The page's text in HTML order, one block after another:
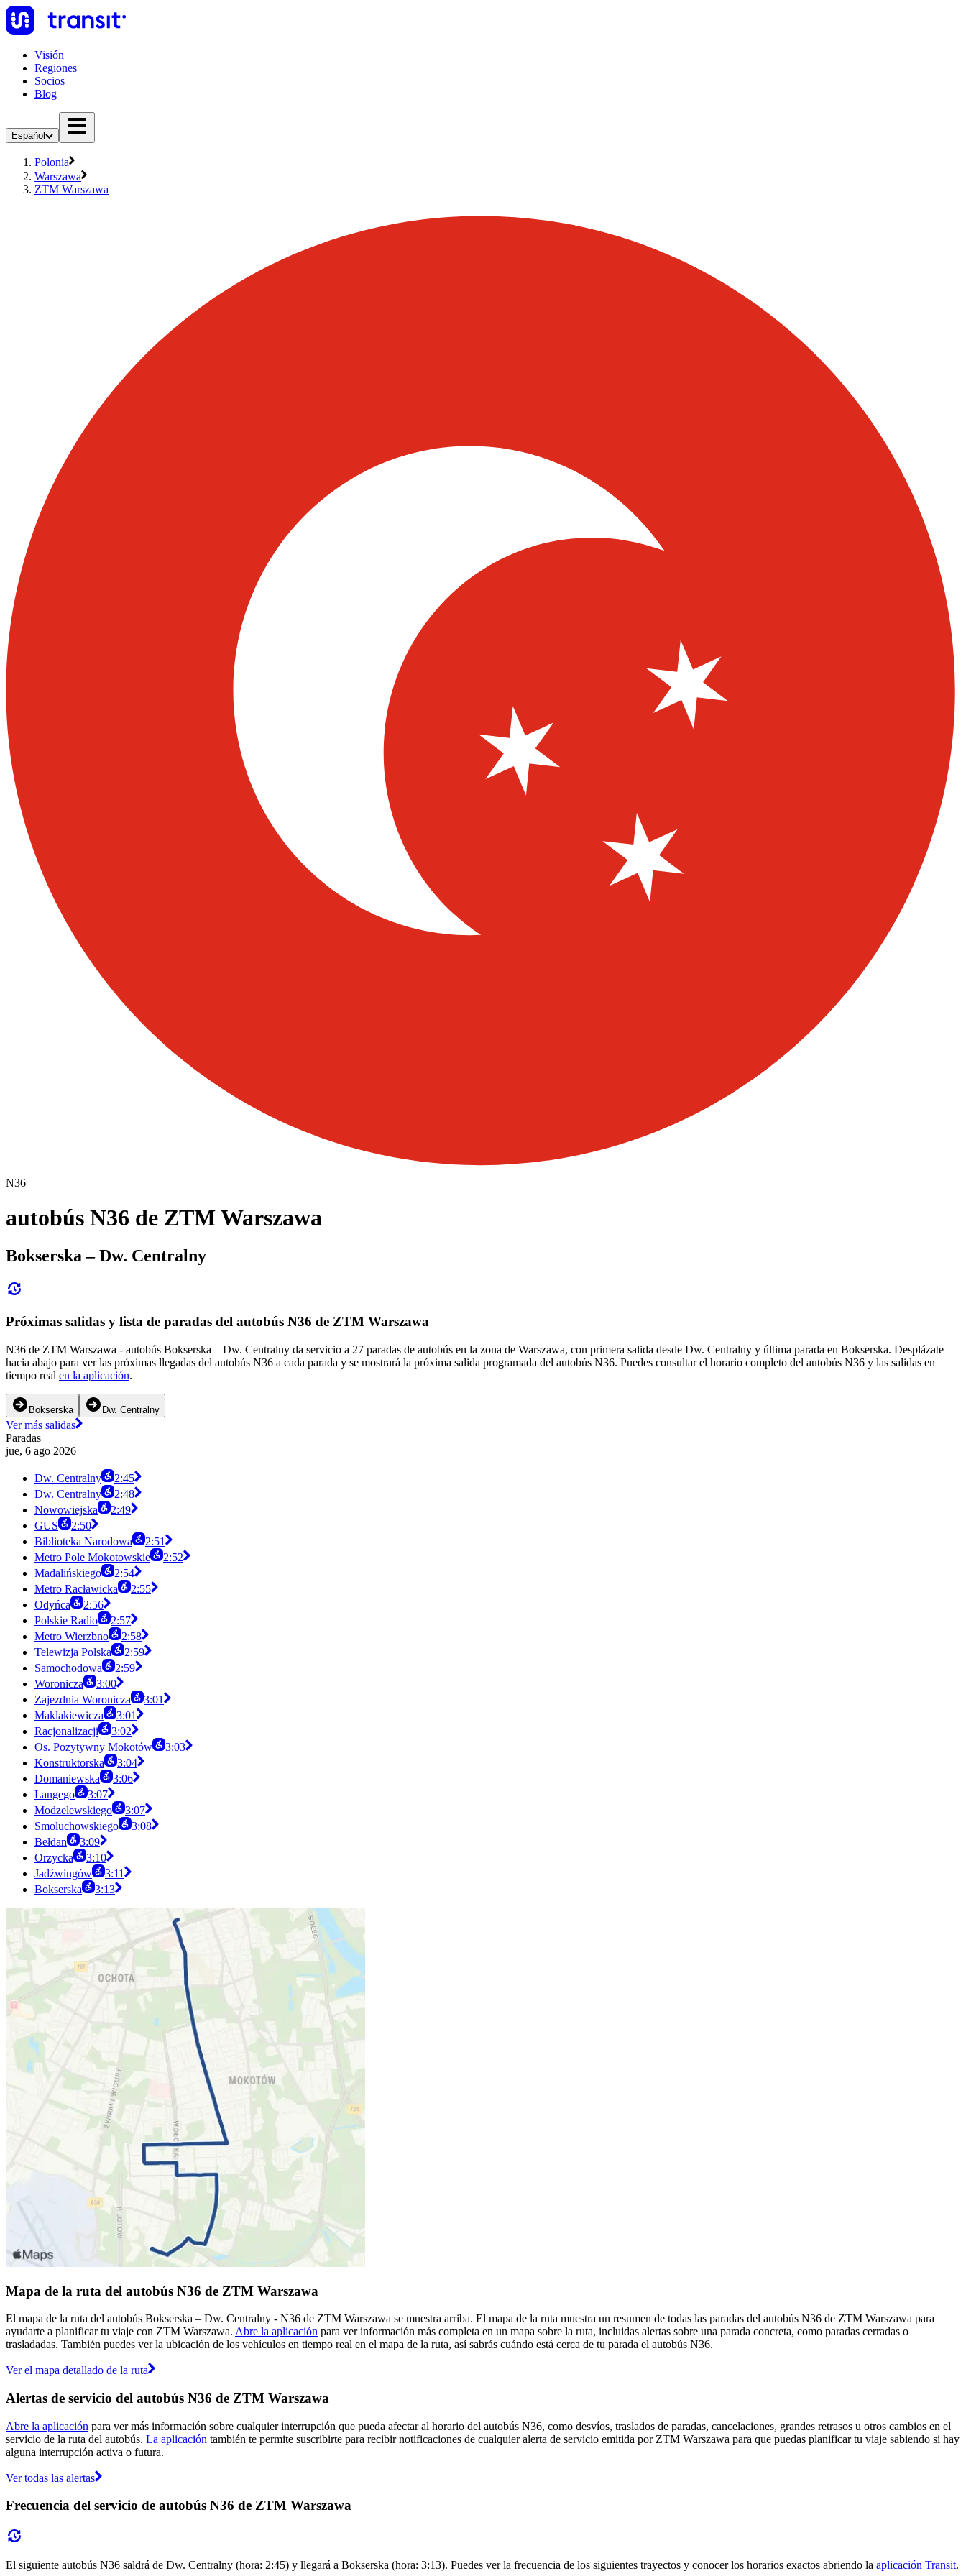
Visión
Regiones
Socios
Blog
Español
Polonia
Warszawa
ZTM Warszawa
N36
autobús N36 de ZTM Warszawa
Bokserska – Dw. Centralny
Próximas salidas y lista de paradas del autobús N36 de ZTM Warszawa
N36 de ZTM Warszawa - autobús Bokserska – Dw. Centralny da servicio a 27 paradas de autobús en la zona de Warszawa, con primera salida desde Dw. Centralny y última parada en Bokserska. Desplázate
hacia abajo para ver las próximas llegadas del autobús N36 a cada parada y se mostrará la próxima salida programada del autobús N36. Puedes consultar el horario completo del autobús N36 y las salidas en
tiempo real en la aplicación.
Bokserska Dw. Centralny
Ver más salidas
Paradas
jue, 6 ago 2026
Dw. Centralny
2:45
Dw. Centralny
2:48
Nowowiejska
2:49
GUS
2:50
Biblioteka Narodowa
2:51
Metro Pole Mokotowskie
2:52
Madalińskiego
2:54
Metro Racławicka
2:55
Odyńca
2:56
Polskie Radio
2:57
Metro Wierzbno
2:58
Telewizja Polska
2:59
Samochodowa
2:59
Woronicza
3:00
Zajezdnia Woronicza
3:01
Maklakiewicza
3:01
Racjonalizacji
3:02
Os. Pozytywny Mokotów
3:03
Konstruktorska
3:04
Domaniewska
3:06
Langego
3:07
Modzelewskiego
3:07
Smoluchowskiego
3:08
Bełdan
3:09
Orzycka
3:10
Jadźwingów
3:11
Bokserska
3:13
Mapa de la ruta del autobús N36 de ZTM Warszawa
El mapa de la ruta del autobús Bokserska – Dw. Centralny - N36 de ZTM Warszawa se muestra arriba. El mapa de la ruta muestra un resumen de todas las paradas del autobús N36 de ZTM Warszawa para
ayudarte a planificar tu viaje con ZTM Warszawa. Abre la aplicación para ver información más completa en un mapa sobre la ruta, incluidas alertas sobre una parada concreta, como paradas cerradas o
trasladadas. También puedes ver la ubicación de los vehículos en tiempo real en el mapa de la ruta, así sabrás cuándo está cerca de tu parada el autobús N36.
Ver el mapa detallado de la ruta
Alertas de servicio del autobús N36 de ZTM Warszawa
Abre la aplicación para ver más información sobre cualquier interrupción que pueda afectar al horario del autobús N36, como desvíos, traslados de paradas, cancelaciones, grandes retrasos u otros cambios en el
servicio de la ruta del autobús. La aplicación también te permite suscribirte para recibir notificaciones de cualquier alerta de servicio emitida por ZTM Warszawa para que puedas planificar tu viaje sabiendo si hay
alguna interrupción activa o futura.
Ver todas las alertas
Frecuencia del servicio de autobús N36 de ZTM Warszawa
El siguiente autobús N36 saldrá de Dw. Centralny (hora: 2:45) y llegará a Bokserska (hora: 3:13). Puedes ver la frecuencia de los siguientes trayectos y conocer los horarios exactos abriendo la aplicación Transit.